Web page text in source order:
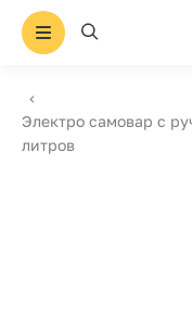
Электро самовар с
литров